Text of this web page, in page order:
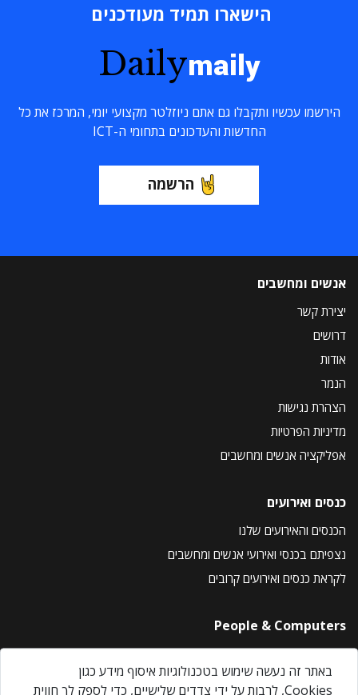
הישארו תמיד מעודכנים
Dailymaily
הירשמו עכשיו ותקבלו גם אתם ניוזלטר מקצועי יומי, המרכז את כל
החדשות והעדכונים בתחומי ה-ICT
הרשמה
אנשים ומחשבים
יצירת קשר
דרושים
אודות
הנמר
הצהרת נגישות
מדיניות הפרטיות
אפליקציה אנשים ומחשבים
כנסים ואירועים
הכנסים והאירועים שלנו
נצפיתם בכנסי ואירועי אנשים ומחשבים
לקראת כנסים ואירועים קרובים
People & Computers
About Us
Privacy Policy
באתר זה נעשה שימוש בטכנולוגיות איסוף מידע כגון
Cookies, לרבות על ידי צדדים שלישיים, כדי לספק לך חווית